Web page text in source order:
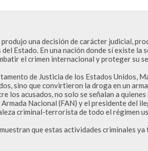
produjo una decisión de carácter judicial,
Estado. En una nación donde sí existe la
el crimen internacional y proteger su
de Justicia de los Estados Unidos,
sino que convirtieron la droga en un
los acusados, no solo se señalan a
Nacional (FAN) y el presidente del
criminal-terrorista de todo el régimen
que estas actividades criminales